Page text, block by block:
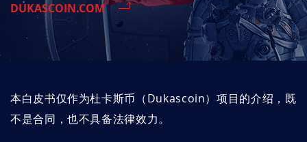
DUKASCOIN.COM
本白皮书仅作为杜卡斯币（Dukascoin）项目的介绍，既
不是合同，也不具备法律效力。